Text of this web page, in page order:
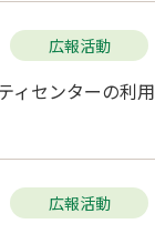
広報活動
ィセンターの利
広報活動